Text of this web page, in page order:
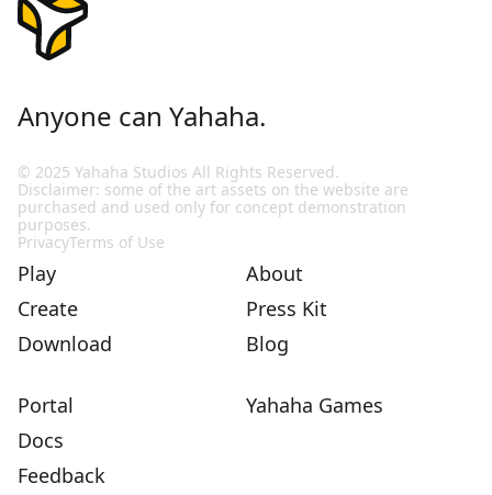
Anyone can Yahaha.
© 2025 Yahaha Studios All Rights Reserved.
Disclaimer: some of the art assets on the website are
purchased and used only for concept demonstration
purposes.
PrivacyTerms of Use
Play
Create
Download
About
Press Kit
Blog
Portal
Docs
Feedback
Yahaha Games